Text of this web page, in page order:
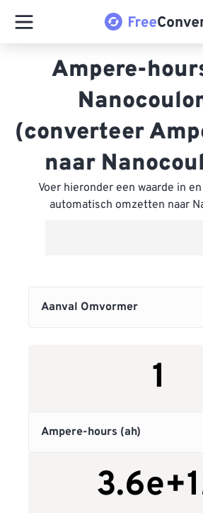
Ampere-
(converteer
naar
Voer hieronder een waarde in
automatisch omzetten naar